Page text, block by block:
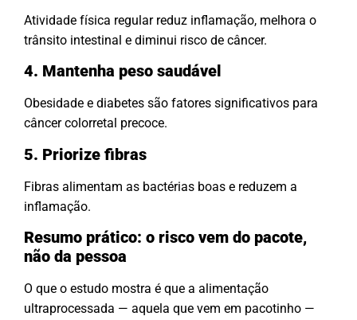
Atividade física regular reduz inflamação, melhora o
trânsito intestinal e diminui risco de câncer.
4. Mantenha peso saudável
Obesidade e diabetes são fatores significativos para
câncer colorretal precoce.
5. Priorize fibras
Fibras alimentam as bactérias boas e reduzem a
inflamação.
Resumo prático: o risco vem do pacote,
não da pessoa
O que o estudo mostra é que a alimentação
ultraprocessada — aquela que vem em pacotinho —